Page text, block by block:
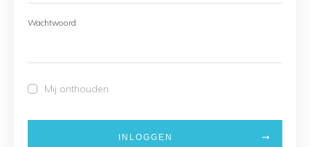
Wachtwoord
Mij onthouden
INLOGGEN